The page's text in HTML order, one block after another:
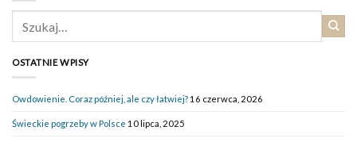
OSTATNIE WPISY
Owdowienie. Coraz później, ale czy łatwiej?16 czerwca, 2026
Świeckie pogrzeby w Polsce 10 lipca, 2025